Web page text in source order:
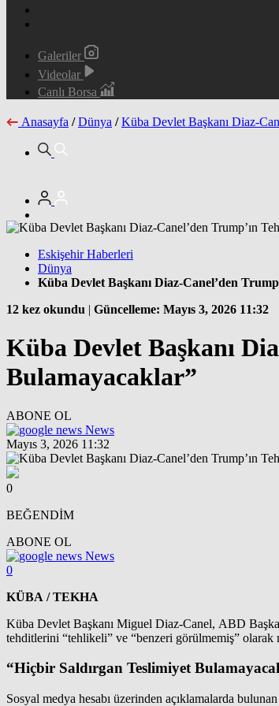
Galeriler
Videolar
Canlı Borsa
Anasayfa / Dünya / Küba Devlet Başkanı Diaz-
Eskişehir Haberleri
Dünya
Küba Devlet Başkanı Diaz-Canel’den
12 kez okundu | Güncelleme: Mayıs 3, 2026 11:32
Küba Devlet Başkanı
Bulamayacaklar”
ABONE OL
News
Mayıs 3, 2026 11:32
0
BEĞENDİM
ABONE OL
News
0
KÜBA / TEKHA
Küba Devlet Başkanı Miguel Diaz-Canel, ABD
tehditlerini “tehlikeli” ve “benzeri görülmemiş” olarak
“Hiçbir Saldırgan Teslimiyet
Sosyal medya hesabı üzerinden açıklamalarda